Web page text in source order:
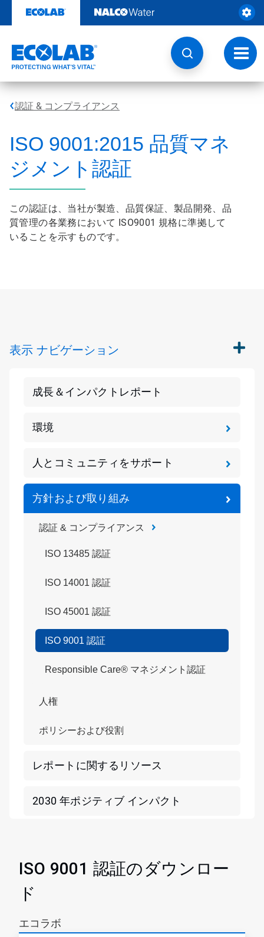
テ
る
ト
グ
ル
ナ
認証 & コンプライアンス
ISO 9001:2015 品質マネ
ジメント認証
この認証は、当社が製造、品質保証、製品開発、品
質管理の各業務において ISO9001 規格に準拠して
いることを示すものです。
表示 ナビゲーション
成長＆インパクトレポート
環境
人とコミュニティをサポート
方針および取り組み
認証 & コンプライアンス
ISO 13485 認証
ISO 14001 認証
ISO 45001 認証
ISO 9001 認証
Responsible Care® マネジメント認証
人権
ポリシーおよび役割
レポートに関するリソース
2030 年ポジティブ インパクト
ISO 9001 認証のダウンロー
ド
エコラボ